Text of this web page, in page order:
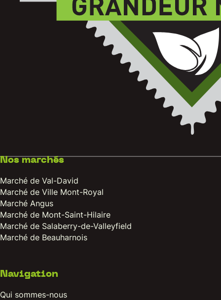
Nos marchés
Marché de Val-David
Marché de Ville Mont-Royal
Marché Angus
Marché de Mont-Saint-Hilaire
Marché de Salaberry-de-Valleyfield
Marché de Beauharnois
Navigation
Qui sommes-nous